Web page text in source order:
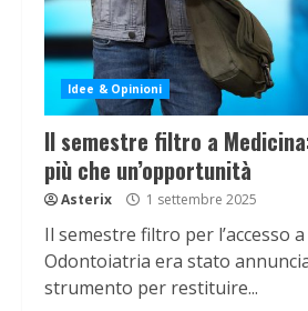
Idee & Opinioni
Il semestre filtro a
più che un’opportunità
Asterix 1 settembre 2025
Il semestre filtro per l’accesso
Odontoiatria era stato
strumento per restituire...